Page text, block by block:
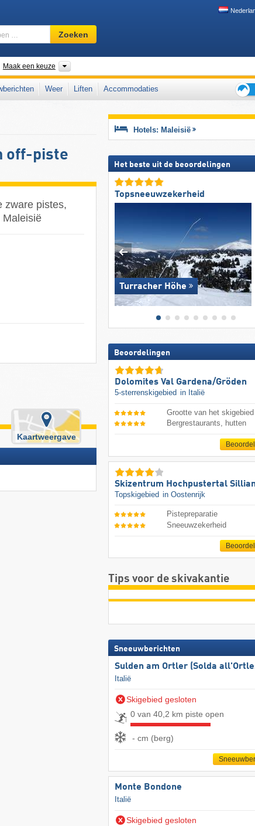
Skigebied,
regio,
…
Zoeken
Maak een keuze
Weer Liften
Accommodaties
voor
off-piste
zware pistes,
Maleisië
Kaartweergave
Hotels: Maleisië
Het beste uit de beoordelingen
Topsneeuwzekerheid
Turracher Höhe
Beoordelingen
Dolomites Val Gardena/​Gröden
5-sterrenskigebied in Italië
Grootte van het skigebied
Bergrestaurants, hutten
Skizentrum Hochpustertal
Topskigebied in Oostenrijk
Pistepreparatie
Sneeuwzekerheid
Tips voor de skivakantie
Sneeuwberichten
Sulden am Ortler (Solda
Italië
Skigebied gesloten
0 van 40,2 km piste open
- cm (berg)
Monte Bondone
Italië
Skigebied gesloten